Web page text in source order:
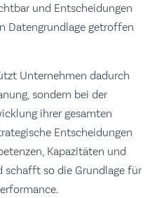
und Entscheidungen
Datengrundlage getroffen
Unternehmen dadurch
sondern bei der
ihrer gesamten
Entscheidungen
Kapazitäten und
schafft so die Grundlage für